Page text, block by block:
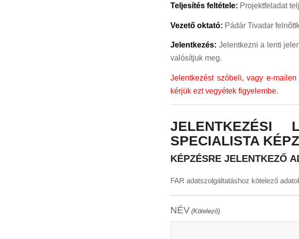
Teljesítés feltétele: Projektfeladat
Vezető oktató: Pádár Tivadar
Jelentkezés: Jelentkezni a lenti
valósítjuk meg.
Jelentkezést szóbeli, vagy e-
kérjük ezt vegyétek figyelembe.
JELENTKEZÉSI
SPECIALISTA
KÉPZÉSRE JELENTKEZŐ
FAR adatszolgáltatáshoz kötelező
NÉV (Kötelező)